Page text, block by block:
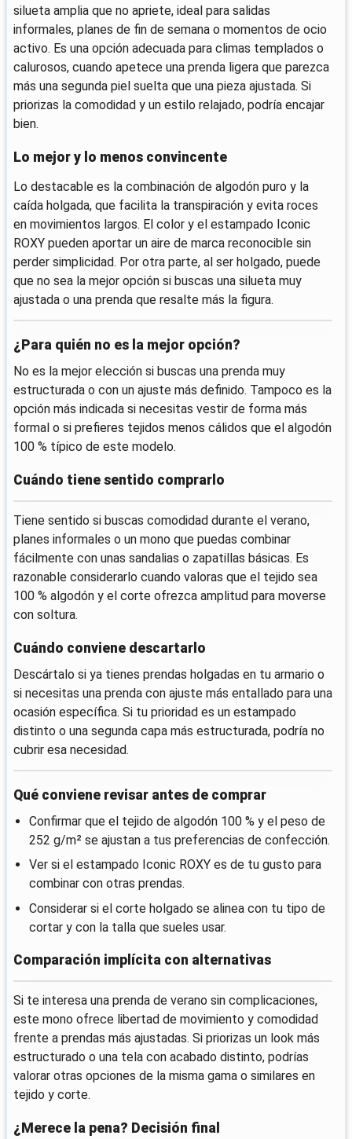
silueta amplia que no apriete, ideal para salidas
informales, planes de fin de semana o momentos de ocio
activo. Es una opción adecuada para climas templados o
calurosos, cuando apetece una prenda ligera que parezca
más una segunda piel suelta que una pieza ajustada. Si
priorizas la comodidad y un estilo relajado, podría encajar
bien.
Lo mejor y lo menos convincente
Lo destacable es la combinación de algodón puro y la
caída holgada, que facilita la transpiración y evita roces
en movimientos largos. El color y el estampado Iconic
ROXY pueden aportar un aire de marca reconocible sin
perder simplicidad. Por otra parte, al ser holgado, puede
que no sea la mejor opción si buscas una silueta muy
ajustada o una prenda que resalte más la figura.
¿Para quién no es la mejor opción?
No es la mejor elección si buscas una prenda muy
estructurada o con un ajuste más definido. Tampoco es la
opción más indicada si necesitas vestir de forma más
formal o si prefieres tejidos menos cálidos que el algodón
100 % típico de este modelo.
Cuándo tiene sentido comprarlo
Tiene sentido si buscas comodidad durante el verano,
planes informales o un mono que puedas combinar
fácilmente con unas sandalias o zapatillas básicas. Es
razonable considerarlo cuando valoras que el tejido sea
100 % algodón y el corte ofrezca amplitud para moverse
con soltura.
Cuándo conviene descartarlo
Descártalo si ya tienes prendas holgadas en tu armario o
si necesitas una prenda con ajuste más entallado para una
ocasión específica. Si tu prioridad es un estampado
distinto o una segunda capa más estructurada, podría no
cubrir esa necesidad.
Qué conviene revisar antes de comprar
Confirmar que el tejido de algodón 100 % y el peso de
252 g/m² se ajustan a tus preferencias de confección.
Ver si el estampado Iconic ROXY es de tu gusto para
combinar con otras prendas.
Considerar si el corte holgado se alinea con tu tipo de
cortar y con la talla que sueles usar.
Comparación implícita con alternativas
Si te interesa una prenda de verano sin complicaciones,
este mono ofrece libertad de movimiento y comodidad
frente a prendas más ajustadas. Si priorizas un look más
estructurado o una tela con acabado distinto, podrías
valorar otras opciones de la misma gama o similares en
tejido y corte.
¿Merece la pena? Decisión final